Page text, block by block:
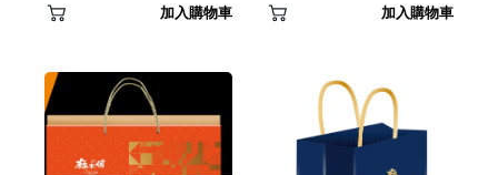
加入購物車 加入購物車